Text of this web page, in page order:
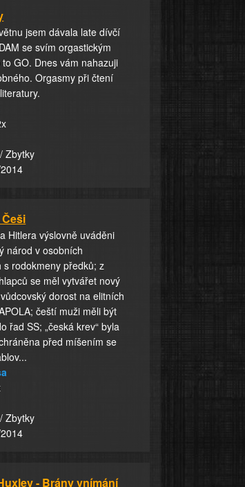
jsem dávala late dívčí
se svím orgastickým
GO. Dnes vám nahazuji
Orgasmy při čtení
Zbytky
Hitlera výslovně uváděni
národ v osobních
s rodokmeny předků; z
se měl vytvářet nový
dorost na elitních
čeští muži měli být
řad SS; „česká krev“ byla
před míšením se
Zbytky
- Brány vnímání